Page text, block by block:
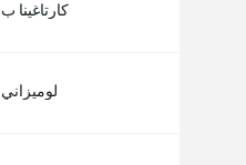
كارتاغينا ب
لوميزاني